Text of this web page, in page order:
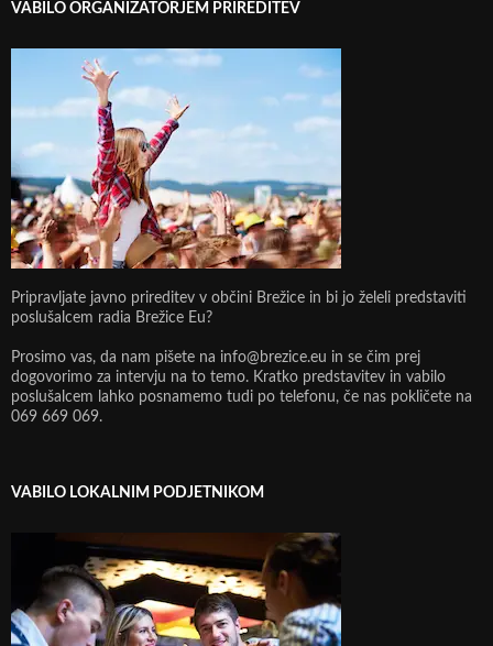
VABILO ORGANIZATORJEM PRIREDITEV
Pripravljate javno prireditev v občini Brežice in bi jo želeli predstaviti
poslušalcem radia Brežice Eu?
Prosimo vas, da nam pišete na info@brezice.eu in se čim prej
dogovorimo za intervju na to temo. Kratko predstavitev in vabilo
poslušalcem lahko posnamemo tudi po telefonu, če nas pokličete na
069 669 069.
VABILO LOKALNIM PODJETNIKOM